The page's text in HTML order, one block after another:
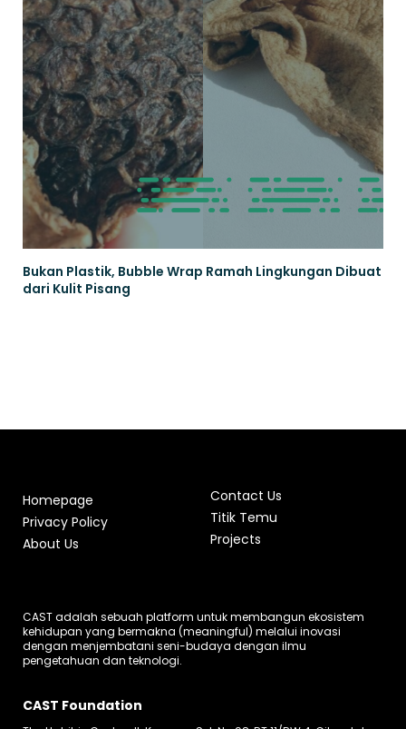
Bukan Plastik, Bubble Wrap Ramah Lingkungan Dibuat
dari Kulit Pisang
Homepage
Privacy Policy
About Us
Contact Us
Titik Temu
Projects
CAST adalah sebuah platform untuk membangun ekosistem
kehidupan yang bermakna (meaningful) melalui inovasi
dengan menjembatani seni-budaya dengan ilmu
pengetahuan dan teknologi.
CAST Foundation